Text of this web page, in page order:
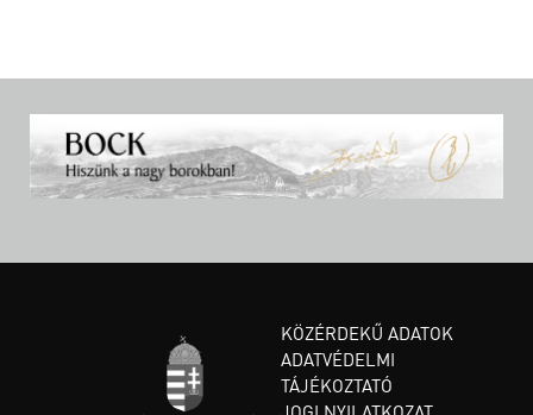
KÖZÉRDEKŰ ADATOK
ADATVÉDELMI
TÁJÉKOZTATÓ